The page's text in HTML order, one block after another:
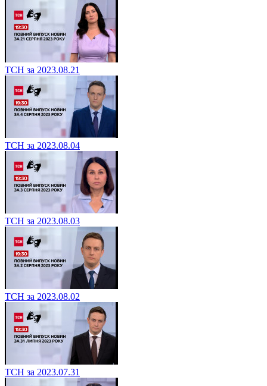
ТСН за 2023.08.21
ТСН за 2023.08.04
ТСН за 2023.08.03
ТСН за 2023.08.02
ТСН за 2023.07.31